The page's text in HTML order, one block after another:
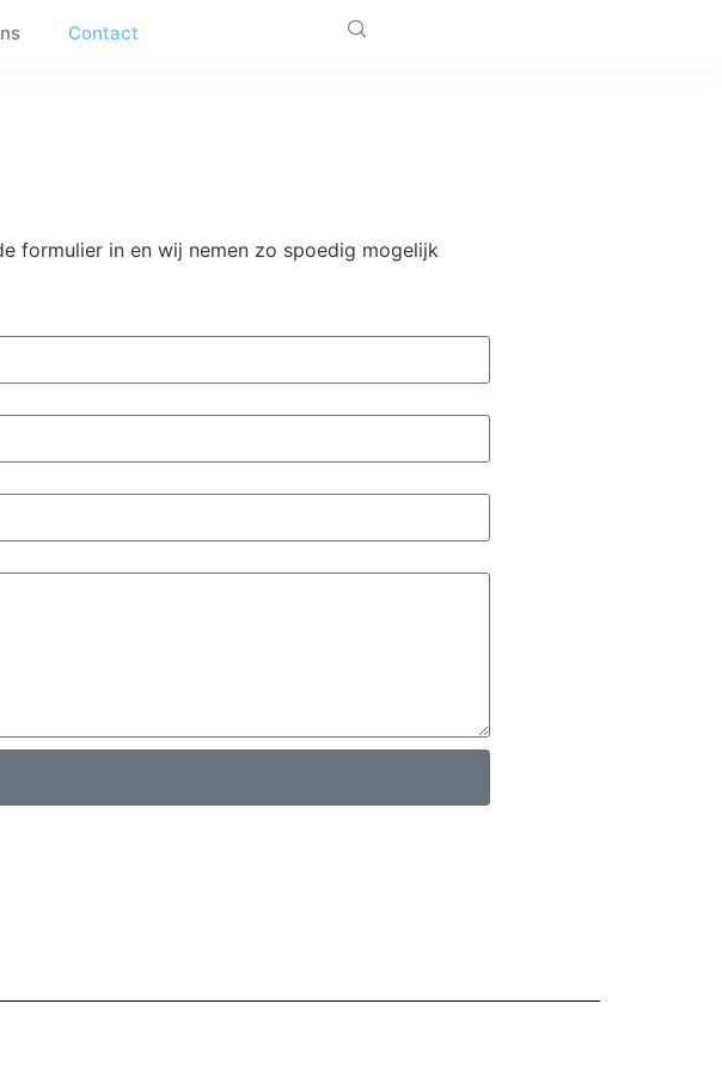
Contact
formulier in en wij nemen zo spoedig mogelijk